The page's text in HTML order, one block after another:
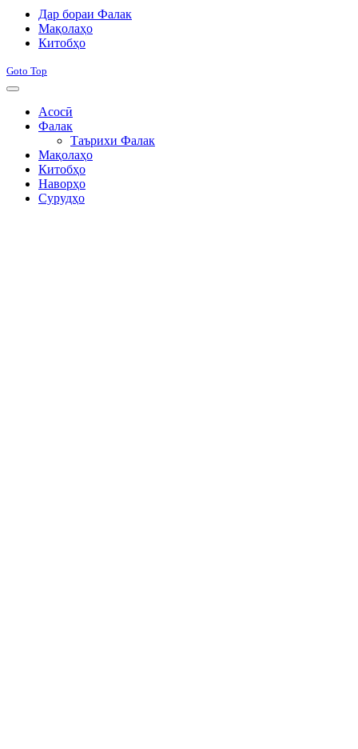
Дар бораи Фалак
Мақолаҳо
Китобҳо
Goto Top
Асосӣ
Фалак
Таърихи Фалак
Мақолаҳо
Китобҳо
Наворҳо
Сурудҳо